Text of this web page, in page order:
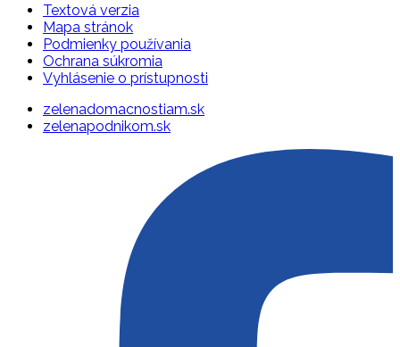
Textová verzia
Mapa stránok
Podmienky používania
Ochrana súkromia
Vyhlásenie o prístupnosti
zelenadomacnostiam.sk
zelenapodnikom.sk